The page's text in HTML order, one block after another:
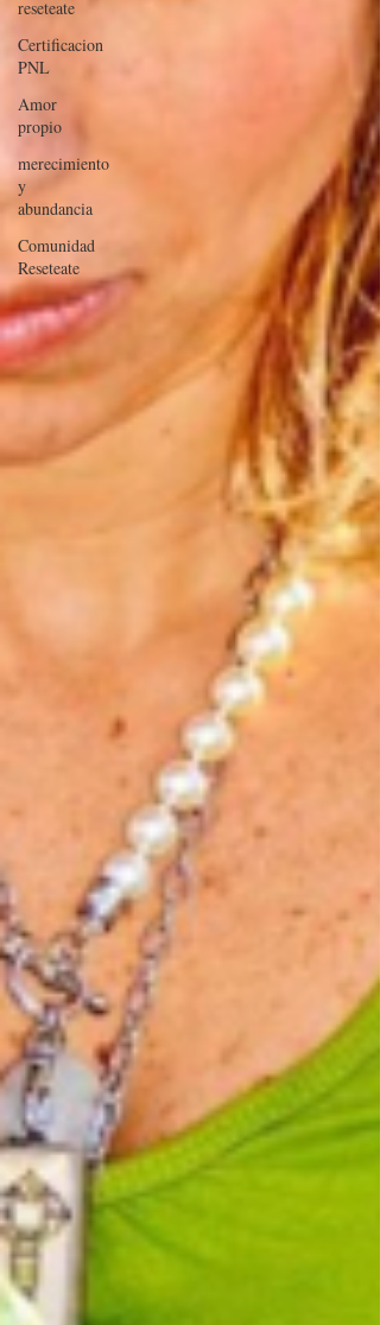
reseteate
Certificacion
PNL
Amor
propio
merecimiento
y
abundancia
Comunidad
Reseteate